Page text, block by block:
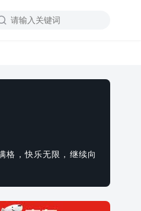
格，快乐无限，继续向